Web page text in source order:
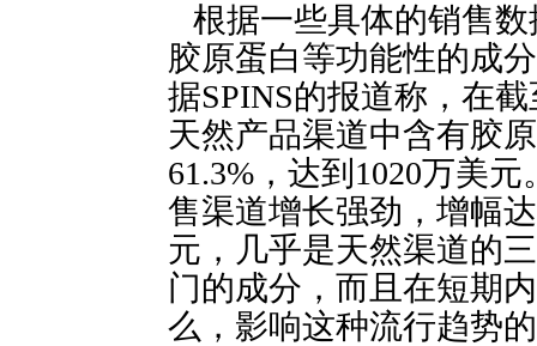
根据一些具体的销售
胶原蛋白等功能性的成
据SPINS的报道称，在截
天然产品渠道中含有胶
61.3%，达到1020万美
售渠道增长强劲，增幅达
元，几乎是天然渠道的
门的成分，而且在短期
么，影响这种流行趋势